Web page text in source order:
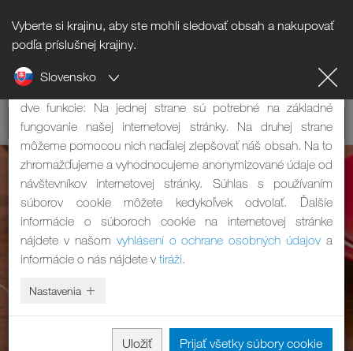
Vyberte si krajinu, aby ste mohli sledovať obsah a nakupovať
podľa príslušnej krajiny.
Slovensko
Informácie o súboroch cookie
Naša internetová stránka používa súbory cookie. Tie majú
dve funkcie: Na jednej strane sú potrebné na základné
fungovanie našej internetovej stránky. Na druhej strane
môžeme pomocou nich naďalej zlepšovať náš obsah. Na to
zhromažďujeme a vyhodnocujeme anonymizované údaje od
návštevníkov internetovej stránky. Súhlas s používaním
súborov cookie môžete kedykoľvek odvolať. Ďalšie
informácie o súboroch cookie na internetovej stránke
nájdete v našom vyhlásení o ochrane osobných údajov a
informácie o nás nájdete v tiráži.
Nastavenia
Uložiť Prijať všetky súbory cookie